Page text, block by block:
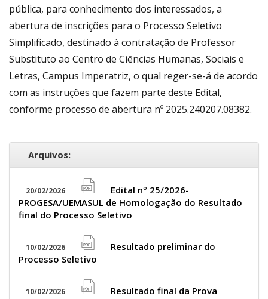
pública, para conhecimento dos interessados, a
abertura de inscrições para o Processo Seletivo
Simplificado, destinado à contratação de Professor
Substituto ao Centro de Ciências Humanas, Sociais e
Letras, Campus Imperatriz, o qual reger-se-á de acordo
com as instruções que fazem parte deste Edital,
conforme processo de abertura nº 2025.240207.08382.
Arquivos:
20/02/2026
file
pdf
icon
Edital nº 25/2026-
PROGESA/UEMASUL de Homologação do Resultado
final do Processo Seletivo
10/02/2026
file
pdf
icon
Resultado preliminar do
Processo Seletivo
10/02/2026
Resultado final da Prova